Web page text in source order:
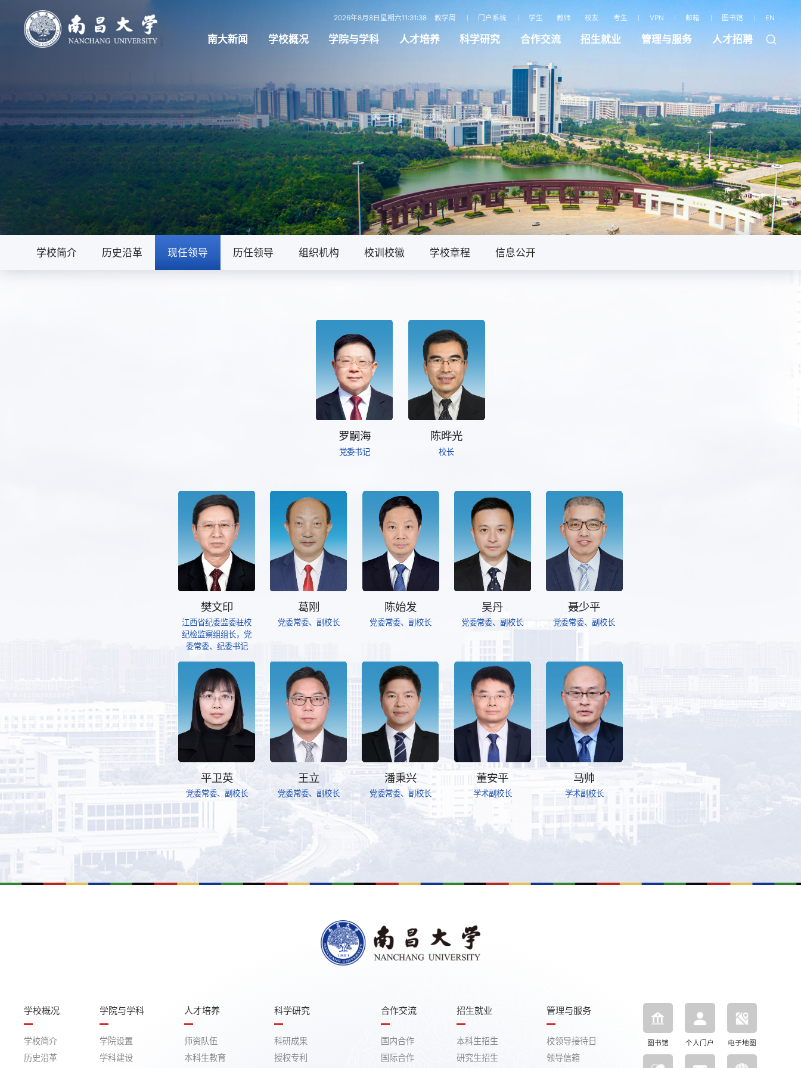
2026年8月8日星期六11:31:39 教学周 门户系统 学生 教师 校友 考生 VPN 邮箱 图书馆 EN
南大新闻 学校概况 学院与学科 人才培养 科学研究 合作交流 招生就业 管理与服务 人才招聘
学校概况
首页 / 学校概况 / 现任领导
学校简介 历史沿革 现任领导 历任领导 组织机构 校训校徽 学校章程 信息公开
罗嗣海
党委书记
陈晔光
校长
樊文印
江西省纪委监委驻校
纪检监察组组长，党
委常委、纪委书记
葛刚
党委常委、副校长
陈始发
党委常委、副校长
吴丹
党委常委、副校长
聂少平
党委常委、副校长
平卫英
党委常委、副校长
王立
党委常委、副校长
潘秉兴
党委常委、副校长
董安平
学术副校长
马帅
学术副校长
学校概况
学校简介
历史沿革
学院与学科
学院设置
学科建设
人才培养
师资队伍
本科生教育
科学研究
科研成果
授权专利
合作交流
国内合作
国际合作
招生就业
本科生招生
研究生招生
管理与服务
校领导接待日
领导信箱
图书馆 个人门户 电子地图